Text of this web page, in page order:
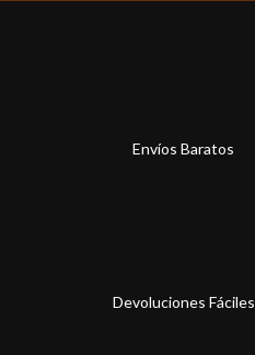
Envíos Baratos
Devoluciones Fáciles